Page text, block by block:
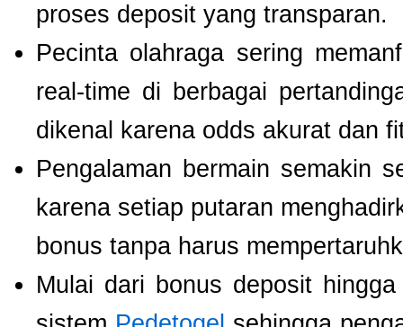
proses deposit yang transparan.
Pecinta olahraga sering
real-time di berbagai
dikenal karena odds akurat dan
Pengalaman bermain semakin
karena setiap putaran
bonus tanpa harus
Mulai dari bonus deposit